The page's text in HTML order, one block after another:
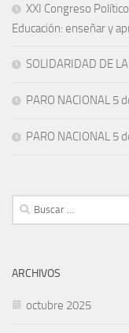
XXI Congreso
Educación: enseñar y
SOLIDARIDAD DE LA
PARO NACIONAL 5
PARO NACIONAL 5
Buscar:
ARCHIVOS
octubre 2025